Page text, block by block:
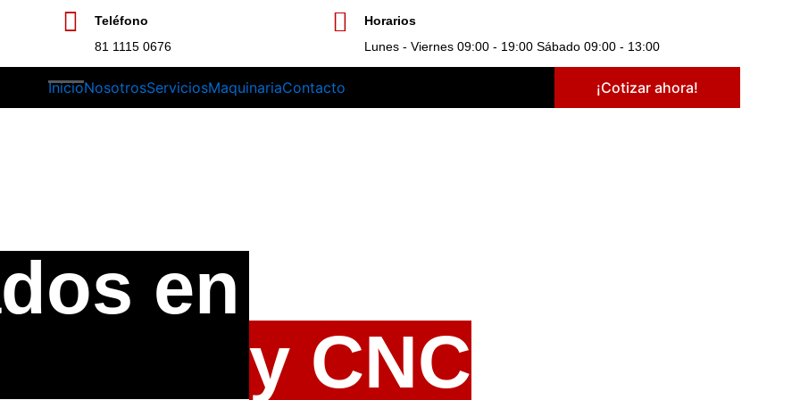
Teléfono
81 1115 0676
Horarios
Lunes - Viernes 09:00 - 19:00 Sábado 09:00 - 13:00
InicioNosotrosServiciosMaquinariaContacto ¡Cotizar ahora!
en
y CNC